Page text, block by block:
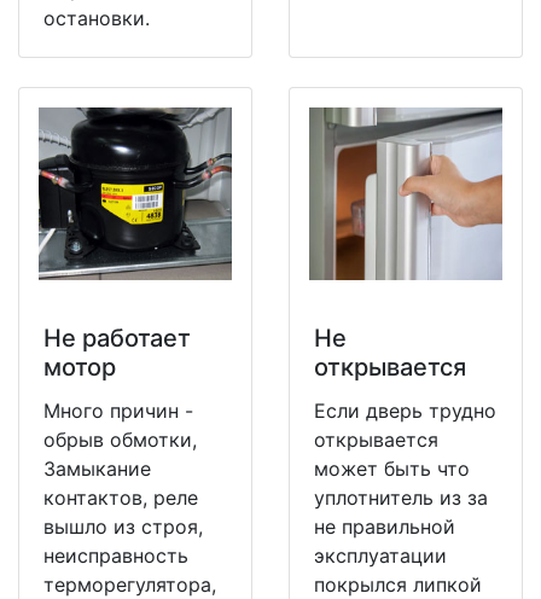
остановки.
Не работает
мотор
Много причин -
обрыв обмотки,
Замыкание
контактов, реле
вышло из строя,
неисправность
терморегулятора,
Не
открывается
Если дверь трудно
открывается
может быть что
уплотнитель из за
не правильной
эксплуатации
покрылся липкой